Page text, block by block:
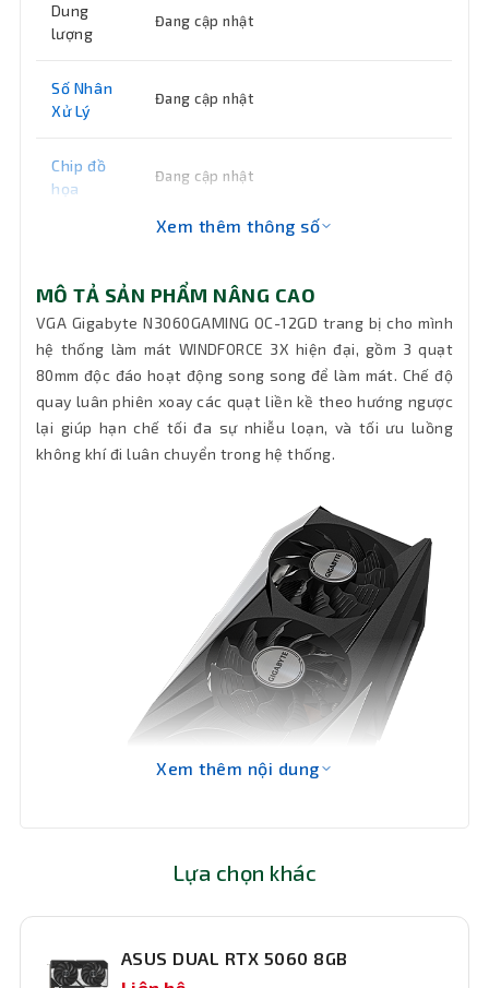
Dung
lượng
Đang cập nhật
Số Nhân
Xử Lý
Đang cập nhật
Chip đồ
họa
Đang cập nhật
Bus RAM Đang cập nhật
Giao Tiếp
VGA
Nguồn Đang cập nhật
Đang cập nhật
Đang cập nhật
Xem thêm thông số
MÔ TẢ SẢN PHẨM NÂNG CAO
VGA Gigabyte N3060GAMING OC-12GD trang bị cho mình
hệ thống làm mát WINDFORCE 3X hiện đại, gồm 3 quạt
80mm độc đáo hoạt động song song để làm mát. Chế độ
quay luân phiên xoay các quạt liền kề theo hướng ngược
lại giúp hạn chế tối đa sự nhiễu loạn, và tối ưu luồng
không khí đi luân chuyển trong hệ thống.
Xem thêm nội dung
Lựa chọn khác
ASUS DUAL RTX 5060 8GB